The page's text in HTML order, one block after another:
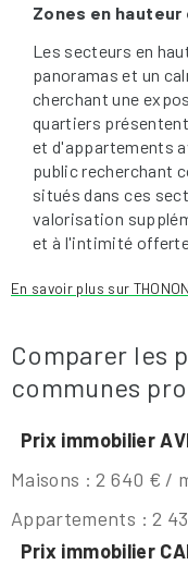
Zones en hauteur
Les secteurs en
panoramas et un
cherchant une
quartiers
et d'appartements
public recherchant
situés dans ces
valorisation
et à l'intimité
En savoir plus sur
Comparer les
communes
Prix immobilier
Maisons : 2 640 € /
Appartements : 2
Prix immobilier